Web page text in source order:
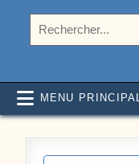
Photoshoplus
MENU PRINCIPAL